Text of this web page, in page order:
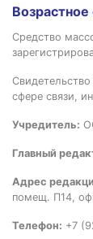
Возрастное
Средство
сфере связи,
Учредитель:
Главный
Адрес
помещ. П14,
Телефон: +7